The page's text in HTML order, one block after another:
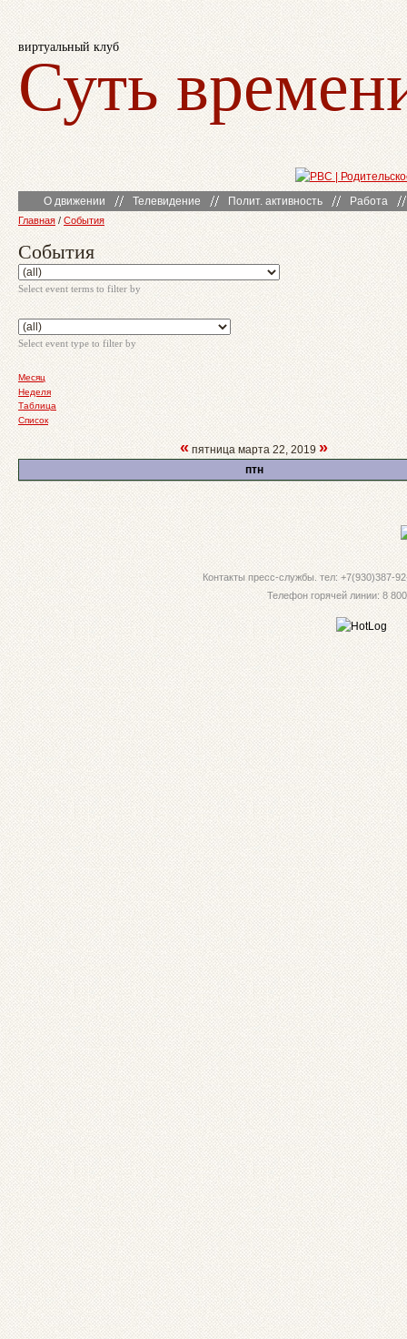
виртуальный клуб
Суть
О движении Телевидение Полит. активность Работа
Главная / События
События
Select event terms to filter by
Select event type to filter by
Месяц
Неделя
Таблица
Список
« пятница марта 22, 2019»
птн
Контакты пресс-службы. тел: +7(930)387-
Телефон горячей линии: 8